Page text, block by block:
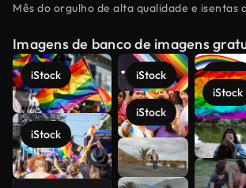
Mês do orgulho de alta qualidade e isentas
Imagens de banco de imagens
iStock
iStock
iStock
iStock
iStock
iStock